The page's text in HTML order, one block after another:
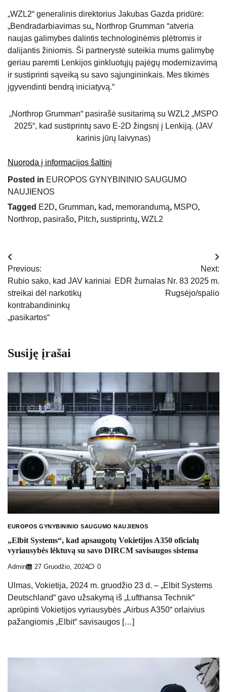
„WZL2“ generalinis direktorius Jakubas Gazda pridūrė:
„Bendradarbiavimas su„ Northrop Grumman “atveria
naujas galimybes dalintis technologinėmis plėtromis ir
dalijantis žiniomis. Ši partnerystė suteikia mums galimybę
geriau paremti Lenkijos ginkluotųjų pajėgų modernizavimą
ir sustiprinti sąveiką su savo sąjungininkais. Mes tikimės
įgyvendinti bendrą iniciatyvą.“
„Northrop Grumman“ pasirašė susitarimą su WZL2 „MSPO
2025“, kad sustiprintų savo E-2D žingsnį į Lenkiją. (JAV
karinis jūrų laivynas)
Nuoroda į informacijos šaltinį
Posted in EUROPOS GYNYBININIO SAUGUMO
NAUJIENOS
Tagged E2D, Grumman, kad, memorandumą, MSPO,
Northrop, pasirašo, Pitch, sustiprintų, WZL2
Navigacija
tarp
įrašų
Previous:
Rubio sako, kad JAV kariniai
streikai dėl narkotikų
kontrabandininkų
„pasikartos“
Next:
EDR žurnalas Nr. 83 2025 m.
Rugsėjo/spalio
Susiję įrašai
EUROPOS GYNYBININIO SAUGUMO NAUJIENOS
„Elbit Systems“, kad apsaugotų Vokietijos A350 oficialų
vyriausybės lėktuvą su savo DIRCM savisaugos sistema
Admin 27 Gruodžio, 2024 0
Ulmas, Vokietija, 2024 m. gruodžio 23 d. – „Elbit Systems
Deutschland“ gavo užsakymą iš „Lufthansa Technik“
aprūpinti Vokietijos vyriausybės „Airbus A350“ orlaivius
pažangiomis „Elbit“ savisaugos […]